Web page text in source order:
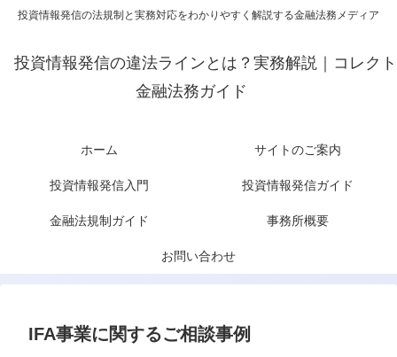
投資情報発信の法規制と実務対応をわかりやすく解説する金融法務メディア
投資情報発信の違法ラインとは？実務解説｜コレクト
金融法務ガイド
ホーム サイトのご案内
投資情報発信入門 投資情報発信ガイド
金融法規制ガイド 事務所概要
お問い合わせ
IFA事業に関するご相談事例